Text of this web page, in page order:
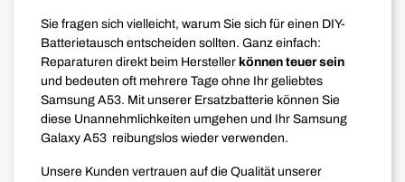
Sie fragen sich vielleicht, warum Sie sich für einen DIY-
Batterietausch entscheiden sollten. Ganz einfach:
Reparaturen direkt beim Hersteller können teuer sein
und bedeuten oft mehrere Tage ohne Ihr geliebtes
Samsung A53. Mit unserer Ersatzbatterie können Sie
diese Unannehmlichkeiten umgehen und Ihr Samsung
Galaxy A53 reibungslos wieder verwenden.
Unsere Kunden vertrauen auf die Qualität unserer